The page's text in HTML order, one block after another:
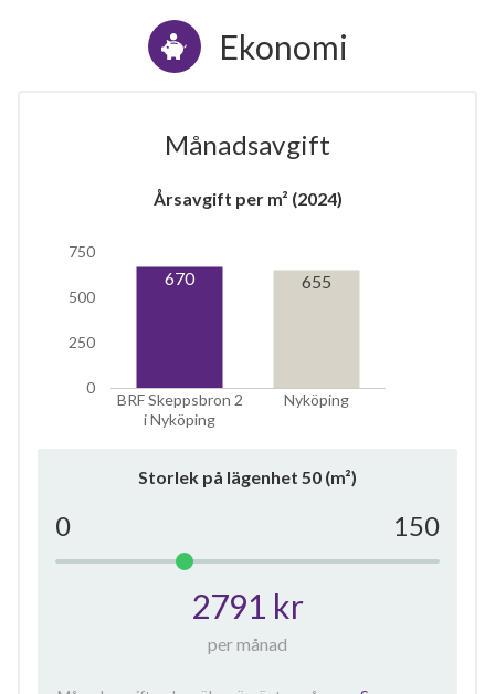
Ekonomi
Månadsavgift
Årsavgift per m² (2024)
BRF Skeppsbron 2
i Nyköping
Nyköping
0
250
500
750
670 655
Storlek på lägenhet 50 (m²)
0 150
2791 kr
per månad